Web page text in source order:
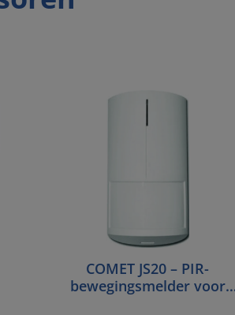
COMET JS20 – PIR-
bewegingsmelder voor